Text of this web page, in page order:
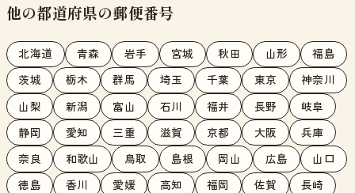
他の都道府県の郵便番号
北海道 青森 岩手 宮城 秋田 山形 福島
茨城 栃木 群馬 埼玉 千葉 東京 神奈川
山梨 新潟 富山 石川 福井 長野 岐阜
静岡 愛知 三重 滋賀 京都 大阪 兵庫
奈良 和歌山 鳥取 島根 岡山 広島 山口
徳島 香川 愛媛 高知 福岡 佐賀 長崎